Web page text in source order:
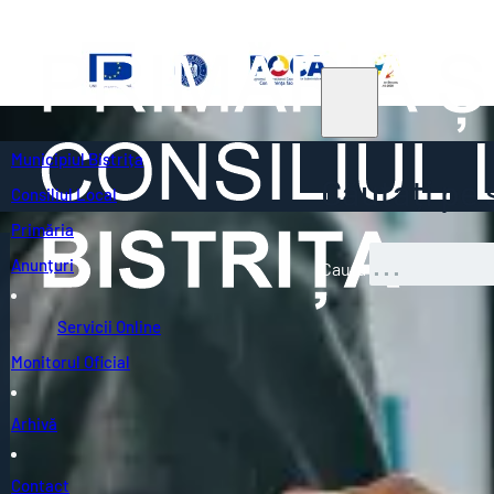
Municipiul Bistrița
Consiliul Local
Primăria
Anunțuri
Servicii Online
Monitorul Oficial
Arhivă
Contact
Căutați pe
Caută